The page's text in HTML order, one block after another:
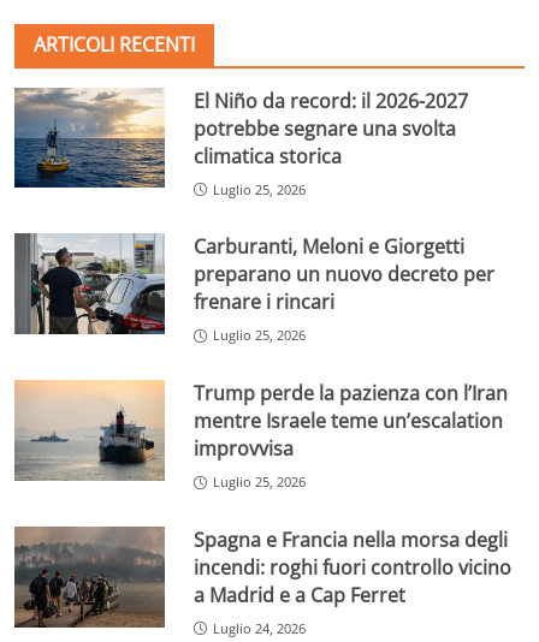
ARTICOLI RECENTI
El Niño da record: il 2026-2027
potrebbe segnare una svolta
climatica storica
Luglio 25, 2026
Carburanti, Meloni e Giorgetti
preparano un nuovo decreto per
frenare i rincari
Luglio 25, 2026
Trump perde la pazienza con l’Iran
mentre Israele teme un’escalation
improvvisa
Luglio 25, 2026
Spagna e Francia nella morsa degli
incendi: roghi fuori controllo vicino
a Madrid e a Cap Ferret
Luglio 24, 2026